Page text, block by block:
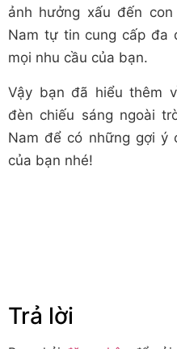
ảnh hưởng xấu đến
Nam tự tin cung cấp đa
mọi nhu cầu của bạn.
Vậy bạn đã hiểu thêm
đèn chiếu sáng ngoài
Nam để có những gợi ý
của bạn nhé!
Trả lời